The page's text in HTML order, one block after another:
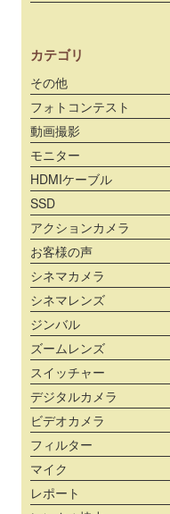
カテゴリ
その他
フォトコンテスト
動画撮影
モニター
HDMIケーブル
SSD
アクションカメラ
お客様の声
シネマカメラ
シネマレンズ
ジンバル
ズームレンズ
スイッチャー
デジタルカメラ
ビデオカメラ
フィルター
マイク
レポート